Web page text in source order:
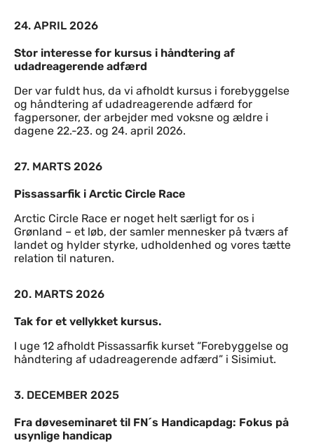
24. APRIL 2026
Stor interesse for kursus i håndtering af
udadreagerende adfærd
Der var fuldt hus, da vi afholdt kursus i forebyggelse
og håndtering af udadreagerende adfærd for
fagpersoner, der arbejder med voksne og ældre i
dagene 22.-23. og 24. april 2026.
27. MARTS 2026
Pissassarfik i Arctic Circle Race
Arctic Circle Race er noget helt særligt for os i
Grønland – et løb, der samler mennesker på tværs af
landet og hylder styrke, udholdenhed og vores tætte
relation til naturen.
20. MARTS 2026
Tak for et vellykket kursus.
I uge 12 afholdt Pissassarfik kurset “Forebyggelse og
håndtering af udadreagerende adfærd” i Sisimiut.
3. DECEMBER 2025
Fra døveseminaret til FN´s Handicapdag: Fokus på
usynlige handicap